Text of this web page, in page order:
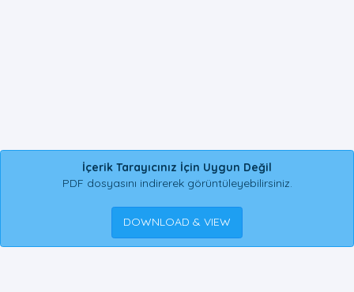
İçerik Tarayıcınız İçin Uygun Değil
PDF dosyasını indirerek görüntüleyebilirsiniz.
DOWNLOAD & VIEW